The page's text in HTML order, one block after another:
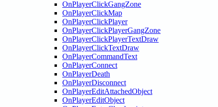
OnPlayerClickGangZone
OnPlayerClickMap
OnPlayerClickPlayer
OnPlayerClickPlayerGangZone
OnPlayerClickPlayerTextDraw
OnPlayerClickTextDraw
OnPlayerCommandText
OnPlayerConnect
OnPlayerDeath
OnPlayerDisconnect
OnPlayerEditAttachedObject
OnPlayerEditObject